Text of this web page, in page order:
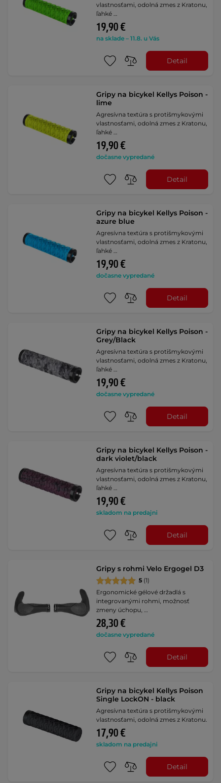
vlastnosťami, odolná zmes z Kratonu,
ľahké …
19,90 €
na sklade – 11.8. u Vás
Detail
Gripy na bicykel Kellys Poison -
lime
Agresívna textúra s protišmykovými
vlastnosťami, odolná zmes z Kratonu,
ľahké …
19,90 €
dočasne vypredané
Detail
Gripy na bicykel Kellys Poison -
azure blue
Agresívna textúra s protišmykovými
vlastnosťami, odolná zmes z Kratonu,
ľahké …
19,90 €
dočasne vypredané
Detail
Gripy na bicykel Kellys Poison -
Grey/Black
Agresívna textúra s protišmykovými
vlastnosťami, odolná zmes z Kratonu,
ľahké …
19,90 €
dočasne vypredané
Detail
Gripy na bicykel Kellys Poison -
dark violet/black
Agresívna textúra s protišmykovými
vlastnosťami, odolná zmes z Kratonu,
ľahké …
19,90 €
skladom na predajni
Detail
Gripy s rohmi Velo Ergogel D3
5 (1)
Ergonomické gélové držadlá s
integrovanými rohmi, možnosť
zmeny úchopu, …
28,30 €
dočasne vypredané
Detail
Gripy na bicykel Kellys Poison
Single LockON - black
Agresívna textúra s protišmykovými
vlastnosťami, odolná zmes z Kratonu.
17,90 €
skladom na predajni
Detail